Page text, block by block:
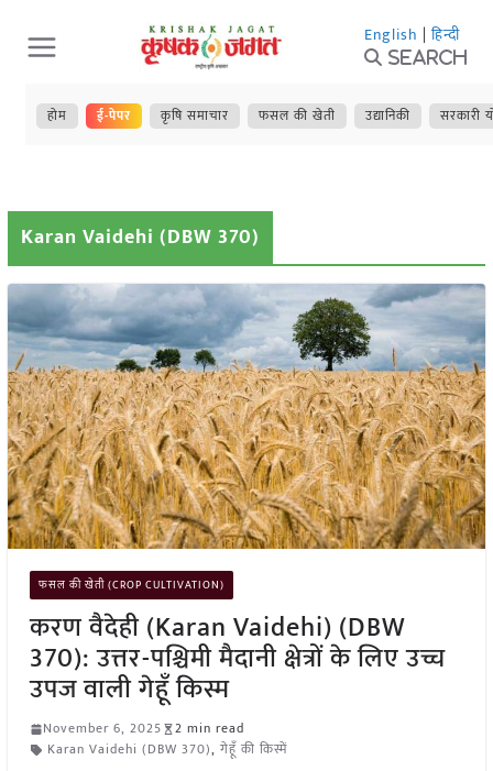
Skip
to
content
English | हिन्दी
Search
होम ई-पेपर कृषि समाचार फसल की खेती उद्यानिकी सरकारी
Karan Vaidehi (DBW 370)
फसल की खेती (CROP CULTIVATION)
करण वैदेही (Karan Vaidehi) (DBW
370): उत्तर-पश्चिमी मैदानी क्षेत्रों के लिए उच्च
उपज वाली गेहूँ किस्म
November 6, 2025
2 min read
Karan Vaidehi (DBW 370), गेहूँ की किस्में